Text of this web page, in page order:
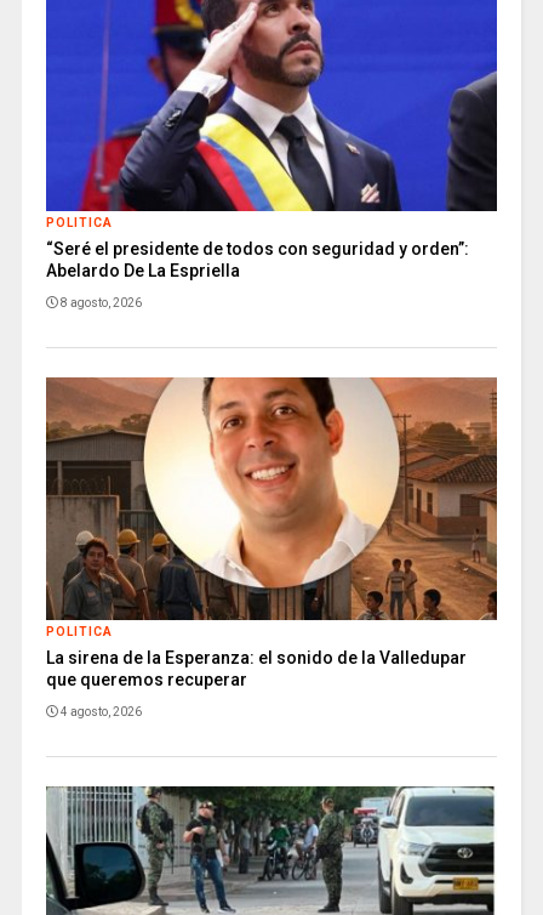
POLITICA
“Seré el presidente de todos con seguridad y orden”:
Abelardo De La Espriella
8 agosto, 2026
POLITICA
La sirena de la Esperanza: el sonido de la Valledupar
que queremos recuperar
4 agosto, 2026